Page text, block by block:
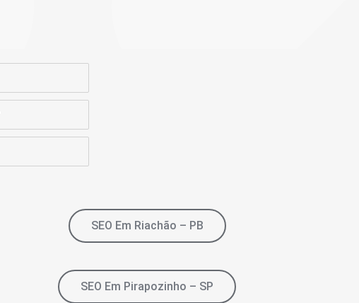
SEO Em Riachão – PB
SEO Em Pirapozinho – SP